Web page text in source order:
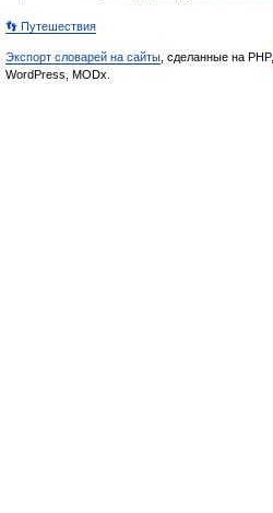
👣 Путешествия
Экспорт словарей на сайты , сделанные на PHP,
WordPress, MODx.